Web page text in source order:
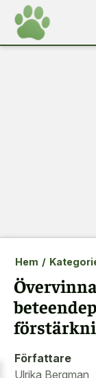
Hem /
Författare
Ulrika Bergman